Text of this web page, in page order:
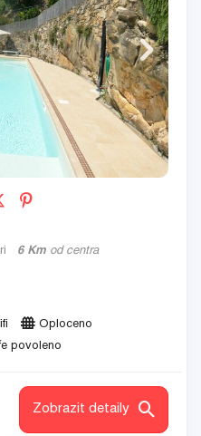
6 Km od centra
Oploceno
povoleno
Zobrazit detaily